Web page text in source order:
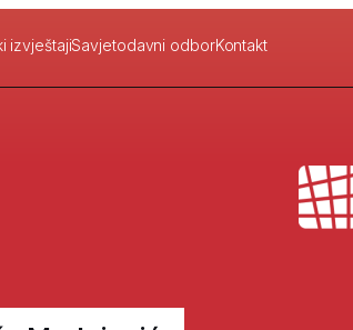
izvještajiSavjetodavni odborKontakt